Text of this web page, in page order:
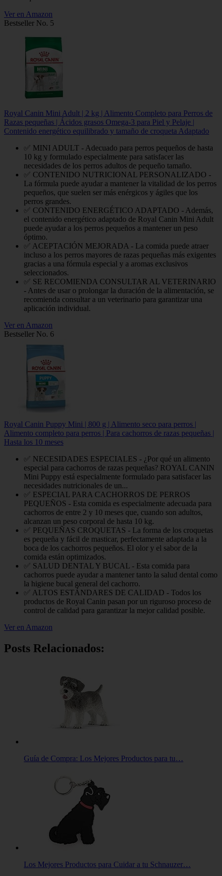
Ver en Amazon
Bestseller No. 5
Royal Canin Mini Adult | 2 kg | Alimento Completo para Perros de
Razas pequeñas | Ácidos grasos Omega-3 para Piel y Pelaje |
Contenido energético equilibrado y tamaño de croqueta Adaptado
✅ MINI ADULT - Adecuado para perros pequeños de hasta
10 kg y formulado especialmente para satisfacer las
necesidades de los perros adultos de pequeño tamaño.
✅ CONTENIDO NUTRICIONAL PERSONALIZADO -
La fórmula puede ayudar a mantener la vitalidad de los perros
pequeños, que suelen ser más enérgicos y ágiles que los
perros grandes.
✅ CONTENIDO ENERGÉTICO ADAPTADO - Además,
el contenido energético adaptado de Royal Canin Mini Adult
puede ayudar a los perros pequeños a mantener un peso
óptimo.
✅ ACEPTACIÓN MEJORADA - La comida puede atraer
incluso a los perros mayores de razas pequeñas más exigentes
gracias a una fórmula especial y a aromas exclusivos
seleccionados.
✅ SE RECOMIENDA CONSULTAR AL VETERINARIO
- Antes de usar o prolongar la duración de la alimentación, se
recomienda consultar a un veterinario para garantizar una
aplicación individual.
Ver en Amazon
Bestseller No. 6
Royal Canin Puppy Mini | 800 g | Alimento seco para perros |
Alimento completo para perros | Para cachorros de razas pequeñas |
Hasta los 10 meses
✅ NECESIDADES ESPECIALES - ¿Por qué un alimento
especial para cachorros de razas pequeñas? ROYAL CANIN
Mini Puppy está especialmente formulado para satisfacer las
necesidades nutricionales de un...
✅ ESPECIAL PARA CACHORROS DE PERROS
PEQUEÑOS - Esta comida es especialmente adecuada para
cachorros de entre 2 y 10 meses que, cuando son adultos,
alcanzan un peso corporal de hasta 10 kg.
✅ PEQUEÑAS CROQUETAS - La forma de los croquetas
es pequeña y fácil de masticar, perfectamente adaptada a la
boca de los cachorros pequeños. El olor y el sabor de la
comida están optimizados.
✅ SALUD DENTAL Y BUCAL - Esta comida para
cachorros puede ayudar a mantener tanto la salud dental como
la higiene bucal general del cachorro.
✅ ALTOS ESTÁNDARES DE CALIDAD - Todos los
productos de Royal Canin pasan por un riguroso proceso de
control de calidad para garantizar la mejor calidad posible.
Ver en Amazon
Posts Relacionados:
Guía de Compra: Los Mejores Productos para tu…
Los Mejores Productos para Cuidar a tu Schnauzer…